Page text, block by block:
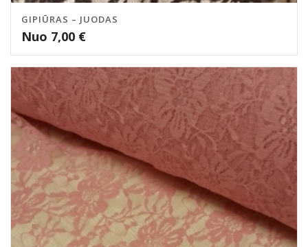
GIPIŪRAS – JUODAS
Nuo 7,00 €